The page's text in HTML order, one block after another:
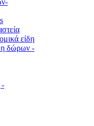
είδη
δώρων -
-